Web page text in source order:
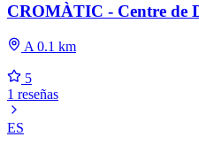
CROMÀTIC - Centre de
A 0.1 km
5
1 reseñas
ES